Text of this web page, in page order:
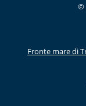
©
Fronte mare di